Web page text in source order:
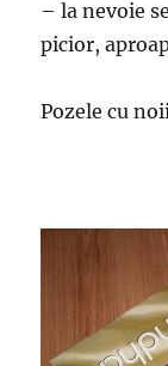
– la nevoie
picior,
Pozele cu